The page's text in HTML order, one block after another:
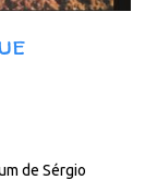
de Sérgio